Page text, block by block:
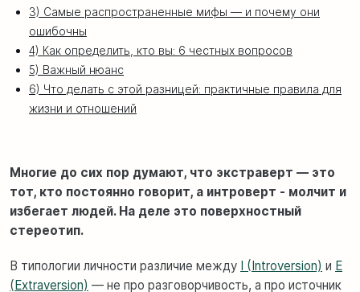
3) Самые распространенные мифы — и почему они
ошибочны
4) Как определить, кто вы: 6 честных вопросов
5) Важный нюанс
6) Что делать с этой разницей: практичные правила для
жизни и отношений
Многие до сих пор думают, что экстраверт — это
тот, кто постоянно говорит, а интроверт - молчит и
избегает людей. На деле это поверхностный
стереотип.
В типологии личности различие между I (Introversion) и E
(Extraversion) — не про разговорчивость, а про источник